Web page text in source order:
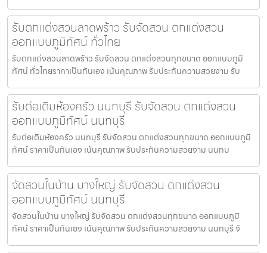
รับตกแต่งสวนลาดพร้าว รับจัดสวน ตกแต่งสวน
ออกแบบภูมิทัศน์ ทั่วไทย
รับตกแต่งสวนลาดพร้าว รับจัดสวน ตกแต่งสวนทุกขนาด ออกแบบภูมิ
ทัศน์ ทั่วไทยราคาเป็นกันเอง เน้นคุณภาพ รับประกันความสวยงาม รับ
รับต่อเติมห้องครัว นนทบุรี รับจัดสวน ตกแต่งสวน
ออกแบบภูมิทัศน์ นนทบุรี
รับต่อเติมห้องครัว นนทบุรี รับจัดสวน ตกแต่งสวนทุกขนาด ออกแบบภูมิ
ทัศน์ ราคาเป็นกันเอง เน้นคุณภาพ รับประกันความสวยงาม นนทบ
จัดสวนในบ้าน บางใหญ่ รับจัดสวน ตกแต่งสวน
ออกแบบภูมิทัศน์ นนทบุรี
จัดสวนในบ้าน บางใหญ่ รับจัดสวน ตกแต่งสวนทุกขนาด ออกแบบภูมิ
ทัศน์ ราคาเป็นกันเอง เน้นคุณภาพ รับประกันความสวยงาม นนทบุรี จั